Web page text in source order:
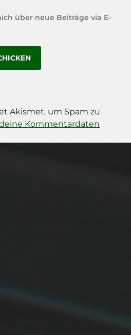
über neue Beiträge via E-
Akismet, um Spam zu
Kommentardaten